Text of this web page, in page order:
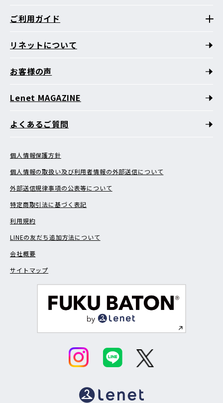
ご利用ガイド
リネットについて
お客様の声
Lenet MAGAZINE
よくあるご質問
個人情報保護方針
個人情報の取扱い及び利用者情報の外部送信について
外部送信規律事項の公表等について
特定商取引法に基づく表記
利用規約
LINEの友だち追加方法について
会社概要
サイトマップ